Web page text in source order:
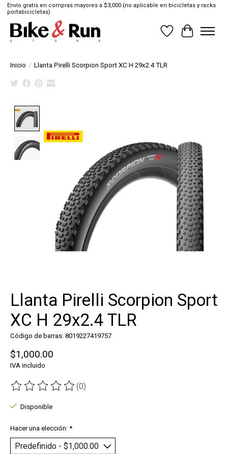
Envío gratis en compras mayores a $3,000 (no aplicable en bicicletas y racks
portabicicletas)
Lista de deseos
Cesta
Inicio / Llanta Pirelli Scorpion Sport XC H 29x2.4 TLR
Llanta Pirelli Scorpion Sport
XC H 29x2.4 TLR
Código de barras: 8019227419757
$1,000.00
IVA incluido
The rating of this product is
(0)
Disponible
Hacer una elección: *